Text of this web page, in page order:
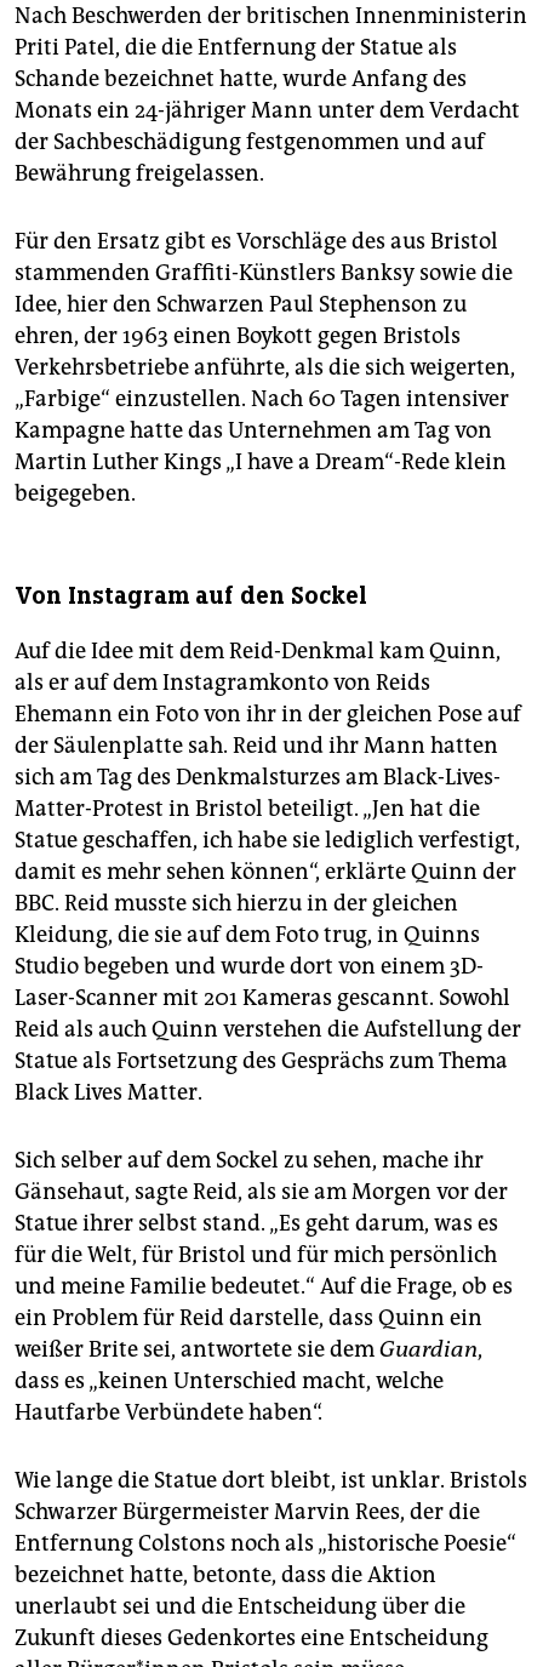
Nach Beschwerden der britischen Innenministerin
Priti Patel, die die Entfernung der Statue als
Schande bezeichnet hatte, wurde Anfang des
Monats ein 24-jähriger Mann unter dem Verdacht
der Sachbeschädigung festgenommen und auf
Bewährung freigelassen.
Für den Ersatz gibt es Vorschläge des aus Bristol
stammenden Graffiti-Künstlers Banksy sowie die
Idee, hier den Schwarzen Paul Stephenson zu
ehren, der 1963 einen Boykott gegen Bristols
Verkehrsbetriebe anführte, als die sich weigerten,
„Farbige“ einzustellen. Nach 60 Tagen intensiver
Kampagne hatte das Unternehmen am Tag von
Martin Luther Kings „I have a Dream“-Rede klein
beigegeben.
Von Instagram auf den Sockel
Auf die Idee mit dem Reid-Denkmal kam Quinn,
als er auf dem Instagramkonto von Reids
Ehemann ein Foto von ihr in der gleichen Pose auf
der Säulenplatte sah. Reid und ihr Mann hatten
sich am Tag des Denkmalsturzes am Black-Lives-
Matter-Protest in Bristol beteiligt. „Jen hat die
Statue geschaffen, ich habe sie lediglich verfestigt,
damit es mehr sehen können“, erklärte Quinn der
BBC. Reid musste sich hierzu in der gleichen
Kleidung, die sie auf dem Foto trug, in Quinns
Studio begeben und wurde dort von einem 3D-
Laser-Scanner mit 201 Kameras gescannt. Sowohl
Reid als auch Quinn verstehen die Aufstellung der
Statue als Fortsetzung des Gesprächs zum Thema
Black Lives Matter.
Sich selber auf dem Sockel zu sehen, mache ihr
Gänsehaut, sagte Reid, als sie am Morgen vor der
Statue ihrer selbst stand. „Es geht darum, was es
für die Welt, für Bristol und für mich persönlich
und meine Familie bedeutet.“ Auf die Frage, ob es
ein Problem für Reid darstelle, dass Quinn ein
weißer Brite sei, antwortete sie demGuardian,
dass es „keinen Unterschied macht, welche
Hautfarbe Verbündete haben“.
Wie lange die Statue dort bleibt, ist unklar. Bristols
Schwarzer Bürgermeister Marvin Rees, der die
Entfernung Colstons noch als „historische Poesie“
bezeichnet hatte, betonte, dass die Aktion
unerlaubt sei und die Entscheidung über die
Zukunft dieses Gedenkortes eine Entscheidung